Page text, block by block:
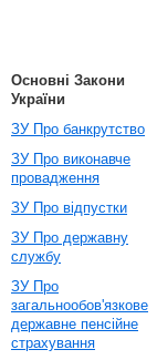
Основні Закони
України
ЗУ Про банкрутство
ЗУ Про виконавче
провадження
ЗУ Про відпустки
ЗУ Про державну
службу
ЗУ Про
загальнообов'язкове
державне пенсійне
страхування